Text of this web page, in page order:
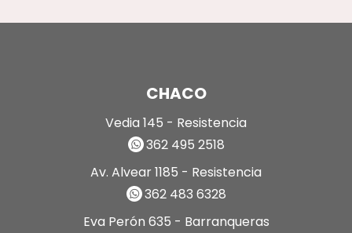
CHACO
Vedia 145 - Resistencia
362 495 2518
Av. Alvear 1185 - Resistencia
362 483 6328
Eva Perón 635 - Barranqueras